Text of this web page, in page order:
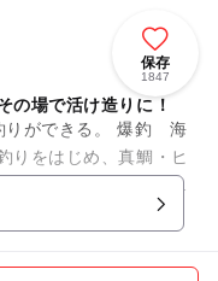
保存
1847
の場で活け造りに！
きる。 爆釣 海
りをはじめ、真鯛・ヒ
タ・ウマズラハギ・カ